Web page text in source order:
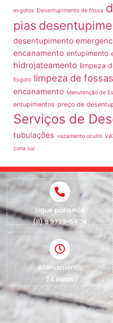
esgotos Desentupimento de fossa
pias
desentupimento
encanamento entupimento
hidrojateamento limpeza
Esgoto limpeza de fossas
encanamento Manutenção de
entupimentos preço de
Serviços de
tubulações vazamento oculto
zona sul
Ligue para nós
(11) 9 9739-5404
Atendimento
24 Horas